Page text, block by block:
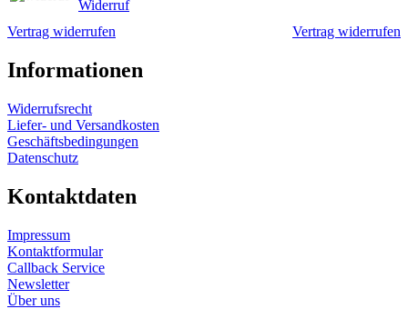
Widerruf
Vertrag widerrufen
Vertrag widerrufen
Informationen
Widerrufsrecht
Liefer- und Versandkosten
Geschäftsbedingungen
Datenschutz
Kontaktdaten
Impressum
Kontaktformular
Callback Service
Newsletter
Über uns